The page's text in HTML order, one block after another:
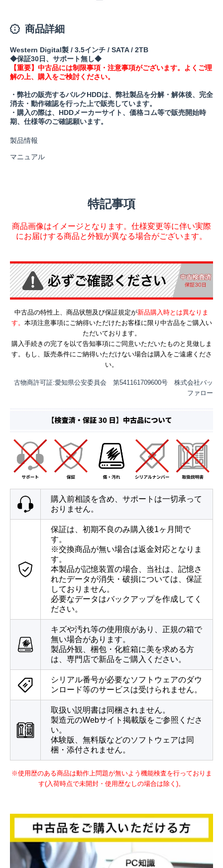
商品詳細
Western Digital製 / 3.5インチ / SATA / 2TB
◆保証30日、サポート無し◆
【重要】中古品には制限事項・注意事項がございます。よくご理
解の上、購入をご検討ください。
・弊社の販売するバルクHDDは、弊社製品を分解・解体後、完全
消去・動作確認を行った上で販売しています。
・購入の際は、HDDメーカーサイト、価格コム等で販売開始時
期、仕様等のご確認願います。
製品情報
マニュアル
特記事項
商品画像はイメージとなります。仕様変更等に伴い実際
にお届けする商品と外観が異なる場合がございます。
中古品の特性上、商品状態及び保証規定が新品購入時とは異なりま
す。 本項注意事項にご納得いただけたお客様に限り中古品をご購入い
ただいております。
購入手続きの完了を以て告知事項にご同意いただいたものと見做しま
す。もし、販売条件にご納得いただけない場合は購入をご遠慮くださ
い。
古物商許可証:愛知県公安委員会 第541161709600号 株式会社バッ
ファロー
購入前相談を含め、サポートは一切承って
おりません。
保証は、初期不良のみ購入後1ヶ月間で
す。
※交換商品が無い場合は返金対応となりま
す。
本製品が記憶装置の場合、当社は、記憶さ
れたデータが消失・破損については、保証
しておりません。
必要なデータはバックアップを作成してく
ださい。
キズや汚れ等の使用痕があり、正規の箱で
無い場合があります。
製品外観、梱包・化粧箱に美を求める方
は、専門店で新品をご購入ください。
シリアル番号が必要なソフトウェアのダウ
ンロード等のサービスは受けられません。
取扱い説明書は同梱されません。
製造元のWebサイト掲載版をご参照くださ
い。
体験版、無料版などのソフトウェアは同
梱・添付されません。
※使用歴のある商品は動作上問題が無いよう機能検査を行っておりま
す(入荷時点で未開封・使用歴なしの場合は除く)。